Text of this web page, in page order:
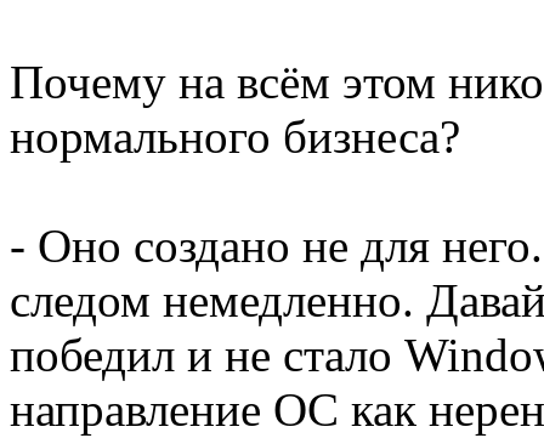
Почему на всём этом
нормального бизнеса?
- Оно создано не для
следом немедленно.
победил и не стало
направление ОС как